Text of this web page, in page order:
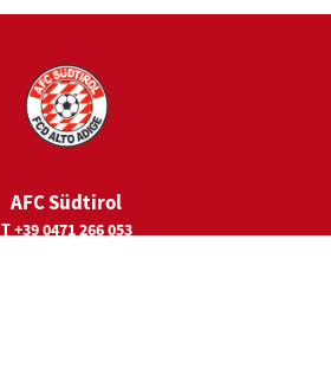
AFC Südtirol
T +39 0471 266 053